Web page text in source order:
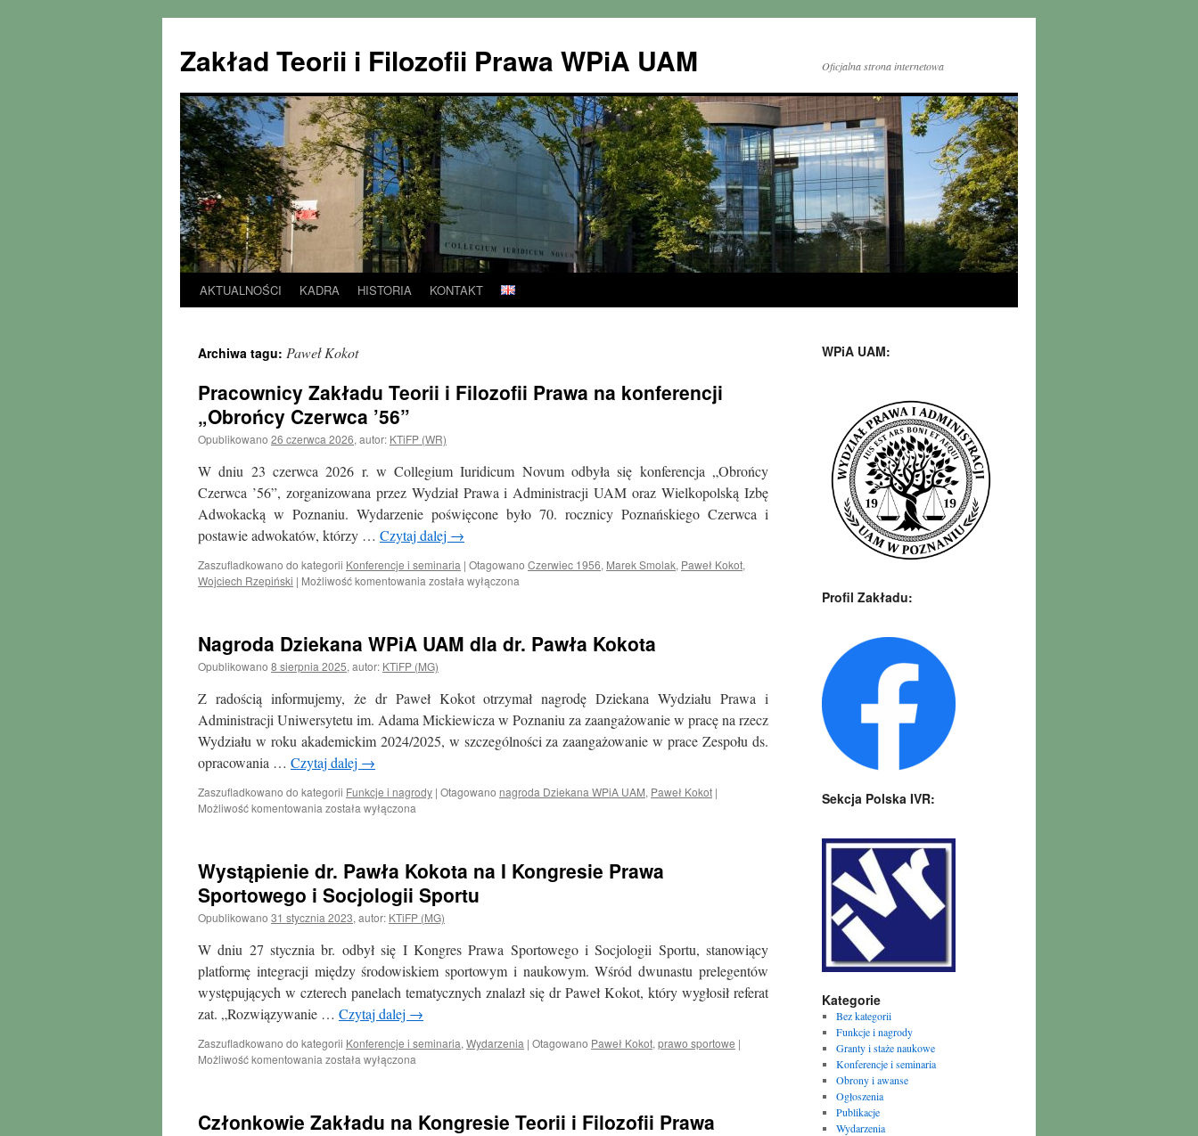
Zakład Teorii i Filozofii Prawa WPiA UAM Oficjalna strona internetowa
Przejdź
treści
AKTUALNOŚCI KADRA HISTORIA KONTAKT
Archiwa tagu: Paweł Kokot
Pracownicy Zakładu Teorii i Filozofii Prawa na konferencji
„Obrońcy Czerwca ’56”
Opublikowano 26 czerwca 2026, autor: KTiFP (WR)
W dniu 23 czerwca 2026 r. w Collegium Iuridicum Novum odbyła się konferencja „Obrońcy
Czerwca ’56”, zorganizowana przez Wydział Prawa i Administracji UAM oraz Wielkopolską Izbę
Adwokacką w Poznaniu. Wydarzenie poświęcone było 70. rocznicy Poznańskiego Czerwca i
postawie adwokatów, którzy … Czytaj dalej →
Zaszufladkowano do kategorii Konferencje i seminaria | Otagowano Czerwiec 1956, Marek Smolak, Paweł Kokot,
Wojciech Rzepiński | Możliwość komentowania Pracownicy
Filozofii
Prawa
na
konferencji
„Obrońcy
Czerwca
’56”
została wyłączona
Nagroda Dziekana WPiA UAM dla dr. Pawła Kokota
Opublikowano 8 sierpnia 2025, autor: KTiFP (MG)
Z radością informujemy, że dr Paweł Kokot otrzymał nagrodę Dziekana Wydziału Prawa i
Administracji Uniwersytetu im. Adama Mickiewicza w Poznaniu za zaangażowanie w pracę na rzecz
Wydziału w roku akademickim 2024/2025, w szczególności za zaangażowanie w prace Zespołu ds.
opracowania … Czytaj dalej →
Zaszufladkowano do kategorii Funkcje i nagrody | Otagowano nagroda Dziekana WPiA UAM, Paweł Kokot |
Możliwość komentowania Nagroda
dla
dr.
Pawła
Kokota
została wyłączona
Wystąpienie dr. Pawła Kokota na I Kongresie Prawa
Sportowego i Socjologii Sportu
Opublikowano 31 stycznia 2023, autor: KTiFP (MG)
W dniu 27 stycznia br. odbył się I Kongres Prawa Sportowego i Socjologii Sportu, stanowiący
platformę integracji między środowiskiem sportowym i naukowym. Wśród dwunastu prelegentów
występujących w czterech panelach tematycznych znalazł się dr Paweł Kokot, który wygłosił referat
zat. „Rozwiązywanie … Czytaj dalej →
Zaszufladkowano do kategorii Konferencje i seminaria, Wydarzenia | Otagowano Paweł Kokot, prawo sportowe |
Możliwość komentowania Wystąpienie
na
została wyłączona
Członkowie Zakładu na Kongresie Teorii i Filozofii Prawa
WPiA UAM:
Profil Zakładu:
Sekcja Polska IVR:
Kategorie
Bez kategorii
Funkcje i nagrody
Granty i staże naukowe
Konferencje i seminaria
Obrony i awanse
Ogłoszenia
Publikacje
Wydarzenia